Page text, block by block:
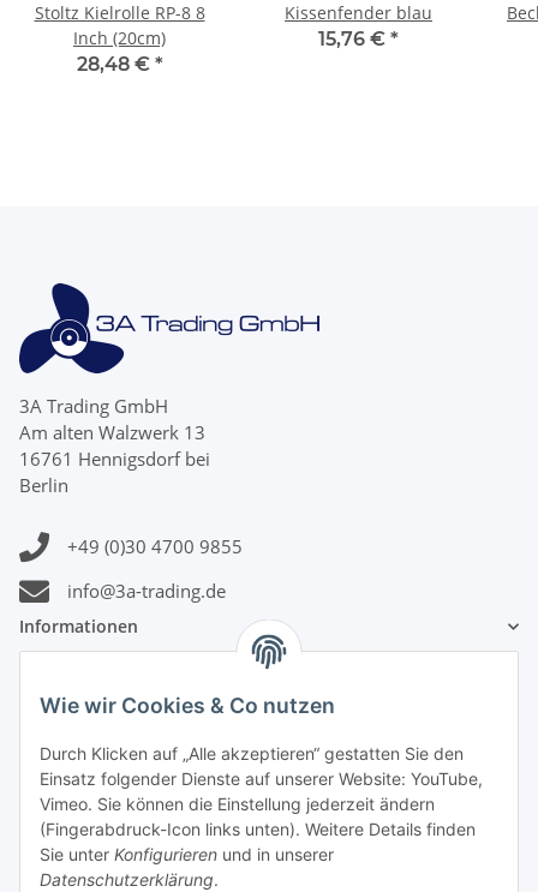
Wie wir Cookies & Co nutzen
Durch Klicken auf „Alle akzeptieren“ gestatten Sie den
Einsatz folgender Dienste auf unserer Website: YouTube,
Vimeo. Sie können die Einstellung jederzeit ändern
(Fingerabdruck-Icon links unten). Weitere Details finden
Sie unter Konfigurieren und in unserer
Datenschutzerklärung.
Stoltz Kielrolle RP-8 8
Inch (20cm)
28,48 € *
Kissenfender blau
15,76 € *
3A Trading GmbH
Am alten Walzwerk 13
16761 Hennigsdorf bei
Berlin
+49 (0)30 4700 9855
info@3a-trading.de
Informationen
Gesetzliche Informationen
Zahlungsinformationen